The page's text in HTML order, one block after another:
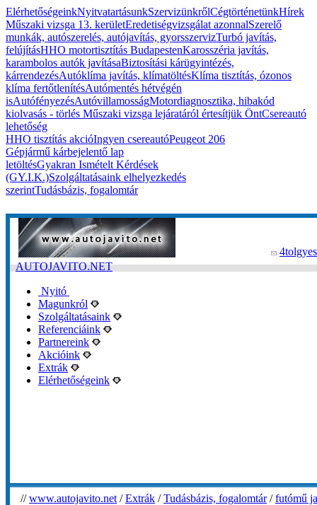
ElérhetőségeinkNyitvatartásunkSzervizünkrőlCégtörténetünkHírek
Műszaki vizsga 13. kerületEredetiségvizsgálat azonnalSzerelő
munkák, autószerelés, autójavítás, gyorsszervizTurbó javítás,
felújításHHO motortisztítás BudapestenKarosszéria javítás,
karambolos autók javításaBiztosítási kárügyintézés,
kárrendezésAutóklíma javítás, klímatöltésKlíma tisztítás, ózonos
klíma fertőtlenítésAutómentés hétvégén
isAutófényezésAutóvillamosságMotordiagnosztika, hibakód
kiolvasás - törlés Műszaki vizsga lejáratáról értesítjük ÖntCsereautó
lehetőség
HHO tisztítás akcióIngyen csereautóPeugeot 206
Gépjármű kárbejelentő lap
letöltésGyakran Ismételt Kérdések
(GY.I.K.)Szolgáltatásaink elhelyezkedés
szerintTudásbázis, fogalomtár
AUTOJAVITO.NET
Nyitó
Magunkról
Szolgáltatásaink
Referenciáink
Partnereink
Akcióink
Extrák
Elérhetőségeink
//www.autojavito.net /Extrák /Tudásbázis, fogalomtár/futómű